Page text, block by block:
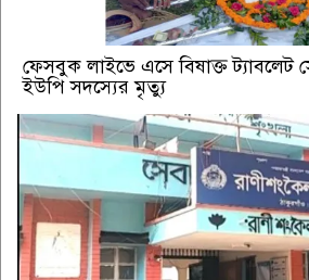
ফেসবুক লাইভে এসে বিষাক্ত ট্যাবলেট
ইউপি সদস্যের মৃত্যু